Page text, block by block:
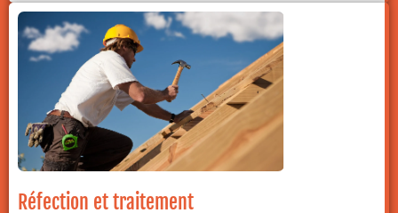
Réfection et traitement